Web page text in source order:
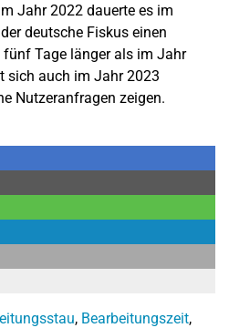
Jahr 2022 dauerte es im
deutsche Fiskus einen
Tage länger als im Jahr
sich auch im Jahr 2023
Nutzeranfragen zeigen.
, Bearbeitungszeit,